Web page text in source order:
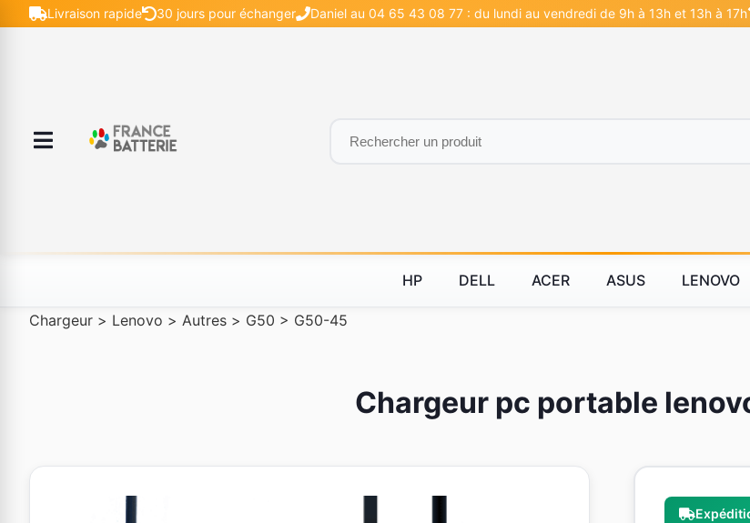
Livraison rapide 30 jours pour échanger Daniel au 04 65 43 08 77 : du lundi au vendredi de 9h à 13h et 13h à 17h
HP DELL ACER ASUS LENOVO
Chargeur > Lenovo > Autres > G50 > G50-45
Chargeur pc portable